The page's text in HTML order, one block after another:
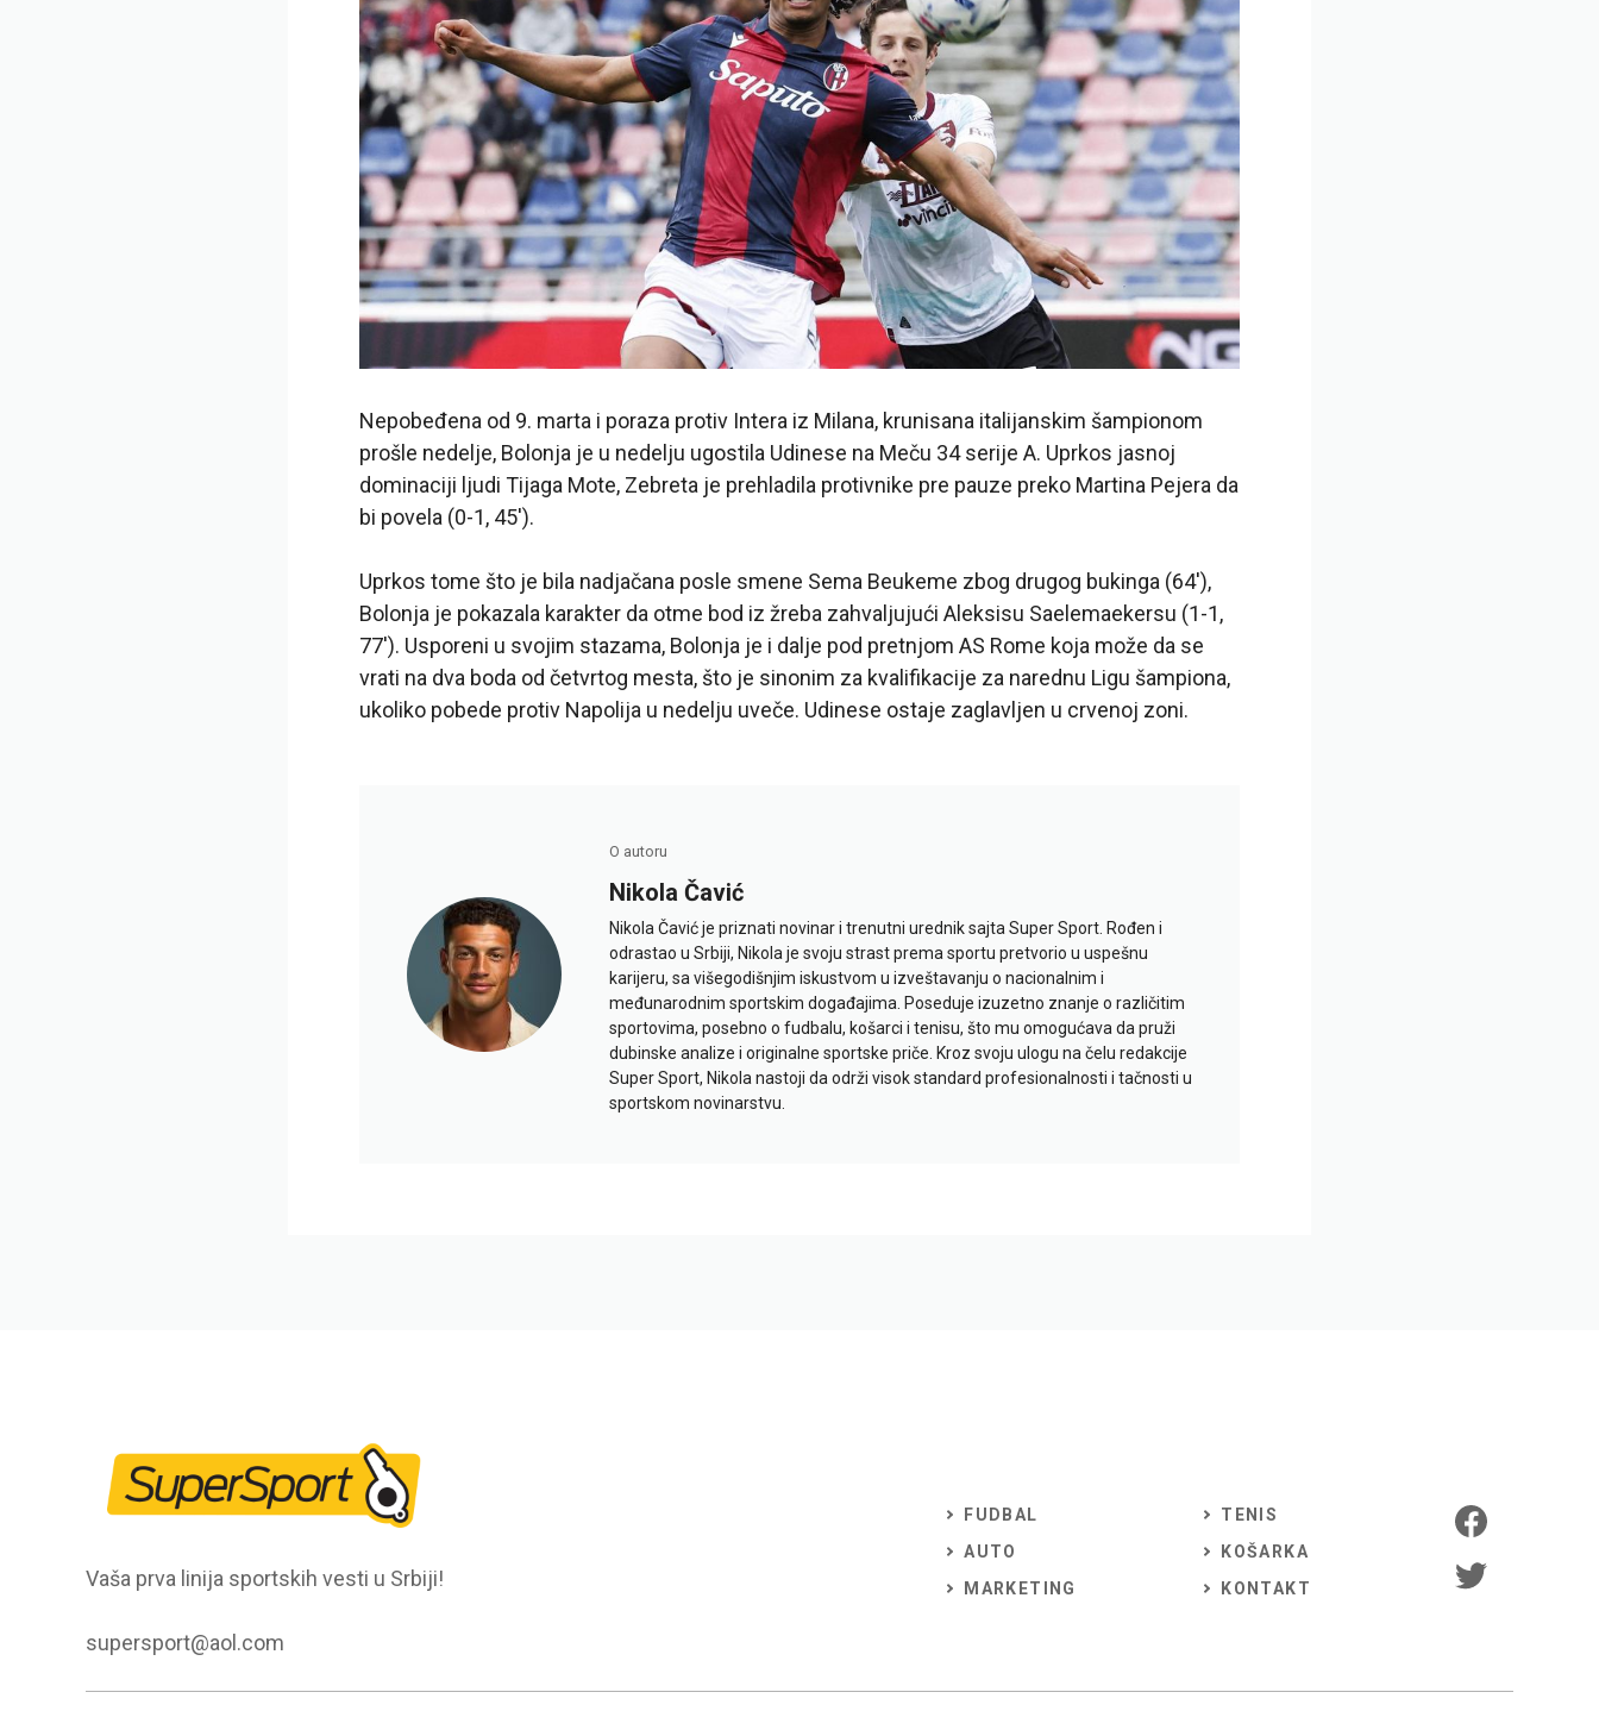
Nepobeđena od 9. marta i poraza protiv Intera iz Milana, krunisana italijanskim šampionom
prošle nedelje, Bolonja je u nedelju ugostila Udinese na Meču 34 serije A. Uprkos jasnoj
dominaciji ljudi Tijaga Mote, Zebreta je prehladila protivnike pre pauze preko Martina Pejera da
bi povela (0-1, 45′).
Uprkos tome što je bila nadjačana posle smene Sema Beukeme zbog drugog bukinga (64′),
Bolonja je pokazala karakter da otme bod iz žreba zahvaljujući Aleksisu Saelemaekersu (1-1,
77′). Usporeni u svojim stazama, Bolonja je i dalje pod pretnjom AS Rome koja može da se
vrati na dva boda od četvrtog mesta, što je sinonim za kvalifikacije za narednu Ligu šampiona,
ukoliko pobede protiv Napolija u nedelju uveče. Udinese ostaje zaglavljen u crvenoj zoni.
O autoru
Nikola Čavić
Nikola Čavić je priznati novinar i trenutni urednik sajta Super Sport. Rođen i
odrastao u Srbiji, Nikola je svoju strast prema sportu pretvorio u uspešnu
karijeru, sa višegodišnjim iskustvom u izveštavanju o nacionalnim i
međunarodnim sportskim događajima. Poseduje izuzetno znanje o različitim
sportovima, posebno o fudbalu, košarci i tenisu, što mu omogućava da pruži
dubinske analize i originalne sportske priče. Kroz svoju ulogu na čelu redakcije
Super Sport, Nikola nastoji da održi visok standard profesionalnosti i tačnosti u
sportskom novinarstvu.
Vaša prva linija sportskih vesti u Srbiji!
supersport@aol.com
FUDBAL
AUTO
MARKETING
TENIS
KOŠARKA
KONTAKT